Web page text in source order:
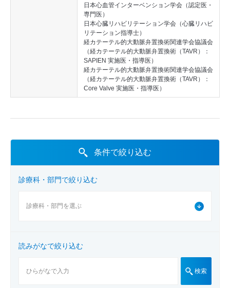
日本心血管インターベンション学会（認定医・
専門医）
日本心臓リハビリテーション学会（心臓リハビ
リテーション指導士）
経カテーテル的大動脈弁置換術関連学会協議会
（経カテーテル的大動脈弁置換術（TAVR）：
SAPIEN 実施医・指導医）
経カテーテル的大動脈弁置換術関連学会協議会
（経カテーテル的大動脈弁置換術（TAVR）：
Core Valve 実施医・指導医）
条件で絞り込む
診療科・部門で絞り込む
読みがなで絞り込む
検索